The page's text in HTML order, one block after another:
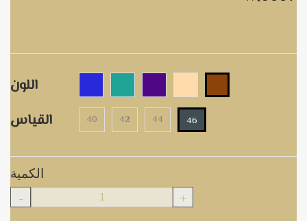
اللون
القياس
40 42 44 46
الكمية
- +